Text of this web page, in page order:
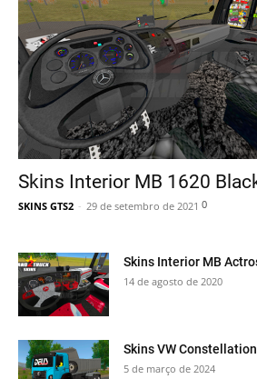
Skins Interior MB 1620
SKINS GTS2 - 29 de setembro de 2021 0
Skins Interior MB
14 de agosto de 2020
Skins VW
5 de março de 2024